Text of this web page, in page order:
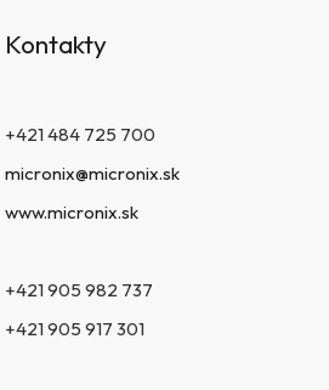
Kontakty
+421 484 725 700
micronix@micronix.sk
www.micronix.sk
+421 905 982 737
+421 905 917 301